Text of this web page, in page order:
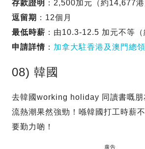
存款證明 ：2,500加元（約14,677港
逗留期 ：12個月
最低時薪 ：由10.3-12.5 加元不等（
申請詳情 ： 加拿大駐香港及澳門總
08) 韓國
去韓國working holiday 同讀書嘅朋
流熱潮果然強勁！喺韓國打工時薪
要勤力啲！
廣告